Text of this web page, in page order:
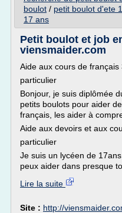
boulot / petit boulot d'ete
17 ans
Petit boulot et job
viensmaider.com
Aide aux cours de
particulier
Bonjour, je suis diplômée
petits boulots pour aider
français, les aider à
Aide aux devoirs et aux
particulier
Je suis un lycéen de
peux aider dans presque
Lire la suite
Site : http://